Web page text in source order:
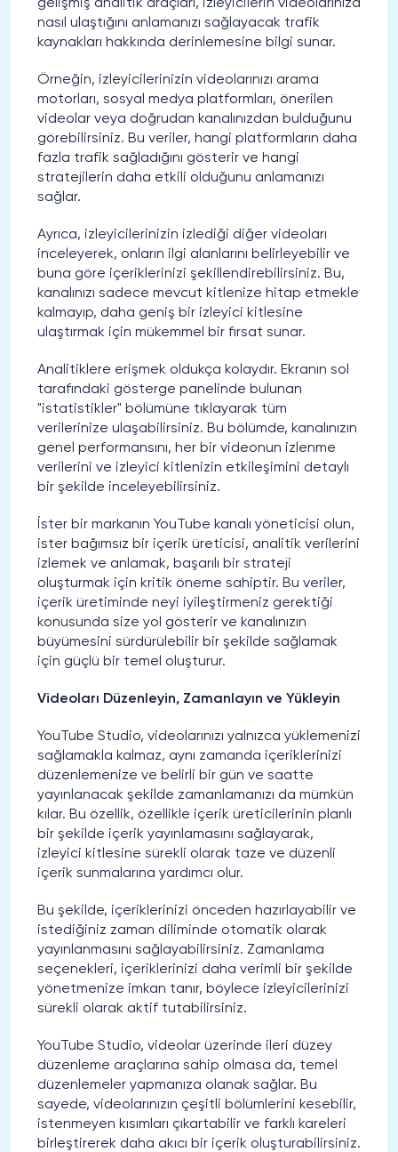
gelişmiş analitik araçları, izleyicilerin videolarınıza
nasıl ulaştığını anlamanızı sağlayacak trafik
kaynakları hakkında derinlemesine bilgi sunar.
Örneğin, izleyicilerinizin videolarınızı arama
motorları, sosyal medya platformları, önerilen
videolar veya doğrudan kanalınızdan bulduğunu
görebilirsiniz. Bu veriler, hangi platformların daha
fazla trafik sağladığını gösterir ve hangi
stratejilerin daha etkili olduğunu anlamanızı
sağlar.
Ayrıca, izleyicilerinizin izlediği diğer videoları
inceleyerek, onların ilgi alanlarını belirleyebilir ve
buna göre içeriklerinizi şekillendirebilirsiniz. Bu,
kanalınızı sadece mevcut kitlenize hitap etmekle
kalmayıp, daha geniş bir izleyici kitlesine
ulaştırmak için mükemmel bir fırsat sunar.
Analitiklere erişmek oldukça kolaydır. Ekranın sol
tarafındaki gösterge panelinde bulunan
"istatistikler" bölümüne tıklayarak tüm
verilerinize ulaşabilirsiniz. Bu bölümde, kanalınızın
genel performansını, her bir videonun izlenme
verilerini ve izleyici kitlenizin etkileşimini detaylı
bir şekilde inceleyebilirsiniz.
İster bir markanın YouTube kanalı yöneticisi olun,
ister bağımsız bir içerik üreticisi, analitik verilerini
izlemek ve anlamak, başarılı bir strateji
oluşturmak için kritik öneme sahiptir. Bu veriler,
içerik üretiminde neyi iyileştirmeniz gerektiği
konusunda size yol gösterir ve kanalınızın
büyümesini sürdürülebilir bir şekilde sağlamak
için güçlü bir temel oluşturur.
Videoları Düzenleyin, Zamanlayın ve Yükleyin
YouTube Studio, videolarınızı yalnızca yüklemenizi
sağlamakla kalmaz, aynı zamanda içeriklerinizi
düzenlemenize ve belirli bir gün ve saatte
yayınlanacak şekilde zamanlamanızı da mümkün
kılar. Bu özellik, özellikle içerik üreticilerinin planlı
bir şekilde içerik yayınlamasını sağlayarak,
izleyici kitlesine sürekli olarak taze ve düzenli
içerik sunmalarına yardımcı olur.
Bu şekilde, içeriklerinizi önceden hazırlayabilir ve
istediğiniz zaman diliminde otomatik olarak
yayınlanmasını sağlayabilirsiniz. Zamanlama
seçenekleri, içeriklerinizi daha verimli bir şekilde
yönetmenize imkan tanır, böylece izleyicilerinizi
sürekli olarak aktif tutabilirsiniz.
YouTube Studio, videolar üzerinde ileri düzey
düzenleme araçlarına sahip olmasa da, temel
düzenlemeler yapmanıza olanak sağlar. Bu
sayede, videolarınızın çeşitli bölümlerini kesebilir,
istenmeyen kısımları çıkartabilir ve farklı kareleri
birleştirerek daha akıcı bir içerik oluşturabilirsiniz.